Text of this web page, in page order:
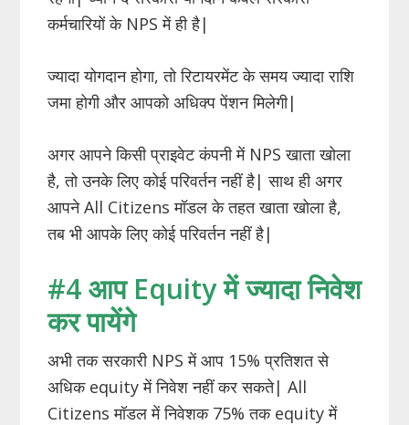
कर्मचारियों के NPS में ही है|
ज्यादा योगदान होगा, तो रिटायरमेंट के समय ज्यादा राशि
जमा होगी और आपको अधिक्प पेंशन मिलेगी|
अगर आपने किसी प्राइवेट कंपनी में NPS खाता खोला
है, तो उनके लिए कोई परिवर्तन नहीं है| साथ ही अगर
आपने All Citizens मॉडल के तहत खाता खोला है,
तब भी आपके लिए कोई परिवर्तन नहीं है|
#4 आप Equity में ज्यादा निवेश
कर पायेंगे
अभी तक सरकारी NPS में आप 15% प्रतिशत से
अधिक equity में निवेश नहीं कर सकते| All
Citizens मॉडल में निवेशक 75% तक equity में